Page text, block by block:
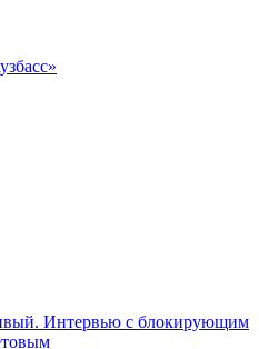
Интервью с блокирующим